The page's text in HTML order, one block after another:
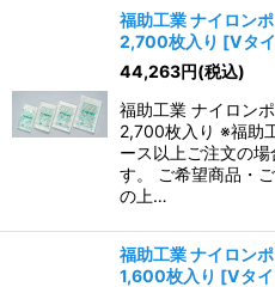
福助工業 ナイロン
2,700枚入り [Vタ
44,263円(税込)
福助工業 ナイロン
2,700枚入り ※福助
ース以上ご注文の
す。 ご希望商品・
の上…
福助工業 ナイロン
1,600枚入り [Vタ